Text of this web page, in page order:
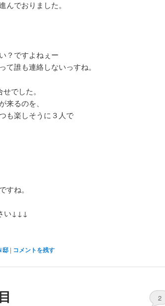
んでおりました。
？ですよねぇー
誰も連絡しないっすね。
でした。
来るのを、
も楽しそうに３人で
すね。
い↓↓↓
邸 | コメントを残す
2